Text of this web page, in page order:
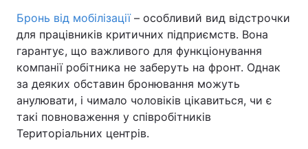
Бронь від мобілізації– особливий вид відстрочки
для працівників критичних підприємств. Вона
гарантує, що важливого для функціонування
компанії робітника не заберуть на фронт. Однак
за деяких обставин бронювання можуть
анулювати, і чимало чоловіків цікавиться, чи є
такі повноваження у співробітників
Територіальних центрів.